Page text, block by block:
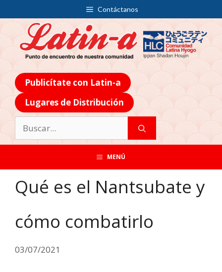
Contáctanos
Publicítate con Latin-a
Lugares de Distribución
MENÚ
Qué es el Nantsubate y
cómo combatirlo
03/07/2021